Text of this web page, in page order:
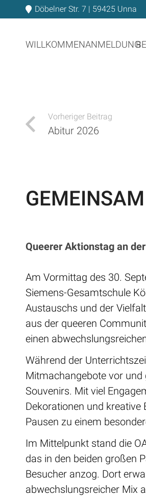
Döbelner Str. 7 | 59425 Unna
WILLKOMMENANMELDUNG
Vorheriger Beitrag
Abitur 2026
Queerer Aktionstag an der
Am Vormittag des 30.
Siemens-Gesamtschule
Austauschs und der
aus der queeren
einen
Während der
Mitmachangebote vor und
Souvenirs. Mit viel
Dekorationen und kreative
Pausen zu einem
Im Mittelpunkt stand die
das in den beiden großen
Besucher anzog. Dort
abwechslungsreicher Mix